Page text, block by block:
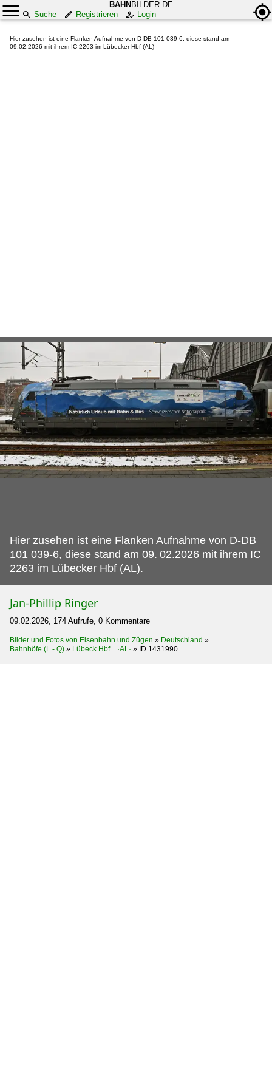
BAHN BILDER.DE
Suche
Registrieren Login
Hier zusehen ist eine Flanken Aufnahme von D-DB 101 039-6, diese stand am
09.02.2026 mit ihrem IC 2263 im Lübecker Hbf (AL)
Hier zusehen ist eine Flanken Aufnahme von D-DB
101 039-6, diese stand am 09. 02.2026 mit ihrem IC
2263 im Lübecker Hbf (AL).
Jan-Phillip Ringer
09.02.2026, 174 Aufrufe, 0 Kommentare
Bilder und Fotos von Eisenbahn und Zügen » Deutschland »
Bahnhöfe (L - Q) » Lübeck Hbf ·AL· » ID 1431990